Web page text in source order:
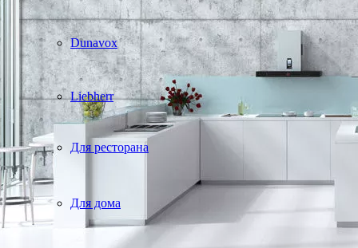
Dunavox
Liebherr
Для ресторана
Для дома